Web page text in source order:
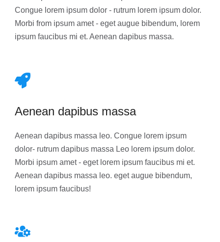
Congue lorem ipsum dolor - rutrum lorem ipsum dolor.
Morbi from ipsum amet - eget augue bibendum, lorem
ipsum faucibus mi et. Aenean dapibus massa.
Aenean dapibus massa
Aenean dapibus massa leo. Congue lorem ipsum
dolor- rutrum dapibus massa Leo lorem ipsum dolor.
Morbi ipsum amet - eget lorem ipsum faucibus mi et.
Aenean dapibus massa leo. eget augue bibendum,
lorem ipsum faucibus!